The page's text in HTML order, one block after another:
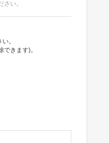
い。
。
きます)。